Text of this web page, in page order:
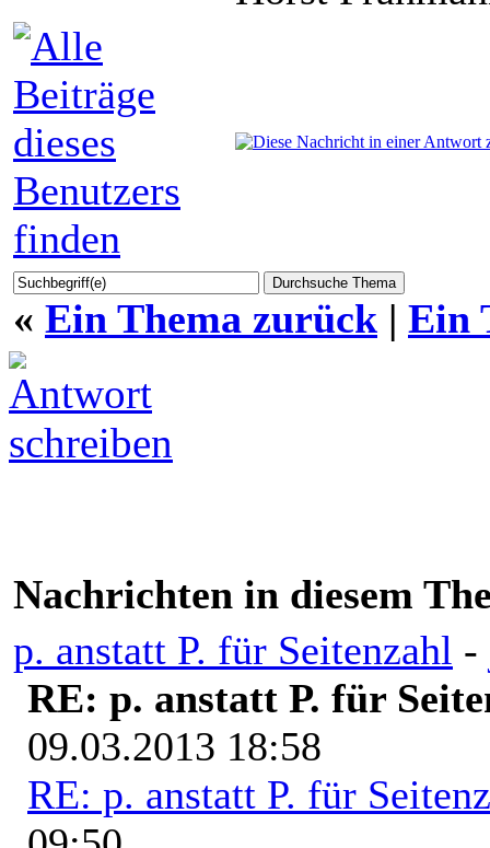
« Ein Thema zurück | Ein
Nachrichten in diesem
p. anstatt P. für Seitenzahl -
RE: p. anstatt P. für
09.03.2013 18:58
RE: p. anstatt P. für